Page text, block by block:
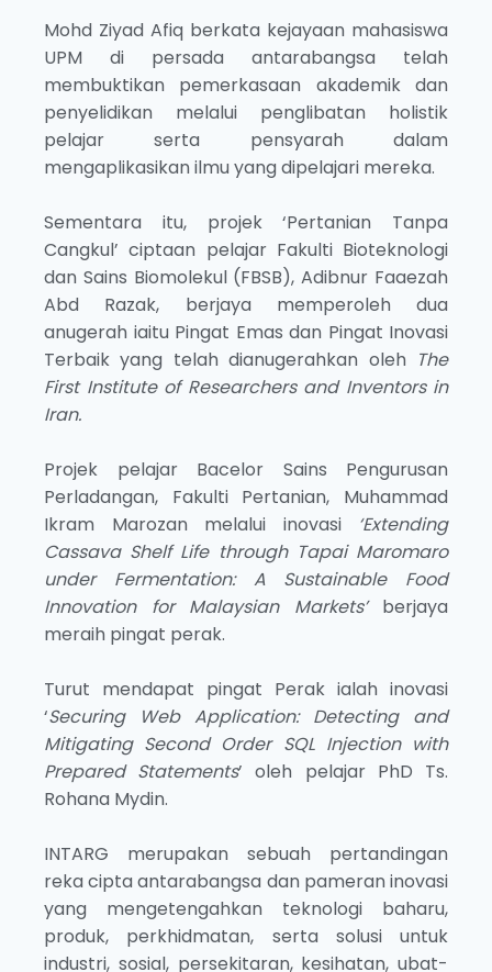
Mohd Ziyad Afiq berkata kejayaan mahasiswa
UPM di persada antarabangsa telah
membuktikan pemerkasaan akademik dan
penyelidikan melalui penglibatan holistik
pelajar serta pensyarah dalam
mengaplikasikan ilmu yang dipelajari mereka.
Sementara itu, projek ‘Pertanian Tanpa
Cangkul’ ciptaan pelajar Fakulti Bioteknologi
dan Sains Biomolekul (FBSB), Adibnur Faaezah
Abd Razak, berjaya memperoleh dua
anugerah iaitu Pingat Emas dan Pingat Inovasi
Terbaik yang telah dianugerahkan oleh The
First Institute of Researchers and Inventors in
Iran.
Projek pelajar Bacelor Sains Pengurusan
Perladangan, Fakulti Pertanian, Muhammad
Ikram Marozan melalui inovasi ‘Extending
Cassava Shelf Life through Tapai Maromaro
under Fermentation: A Sustainable Food
Innovation for Malaysian Markets’berjaya
meraih pingat perak.
Turut mendapat pingat Perak ialah inovasi
‘Securing Web Application: Detecting and
Mitigating Second Order SQL Injection with
Prepared Statements’ oleh pelajar PhD Ts.
Rohana Mydin.
INTARG merupakan sebuah pertandingan
reka cipta antarabangsa dan pameran inovasi
yang mengetengahkan teknologi baharu,
produk, perkhidmatan, serta solusi untuk
industri, sosial, persekitaran, kesihatan, ubat-